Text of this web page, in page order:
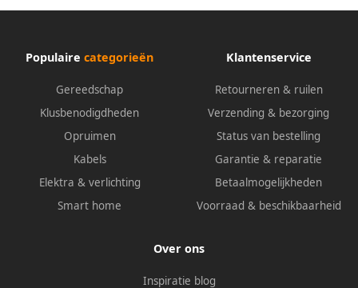
Populaire categorieën
Gereedschap
Klusbenodigdheden
Opruimen
Kabels
Elektra & verlichting
Smart home
Klantenservice
Retourneren & ruilen
Verzending & bezorging
Status van bestelling
Garantie & reparatie
Betaalmogelijkheden
Voorraad & beschikbaarheid
Over ons
Inspiratie blog